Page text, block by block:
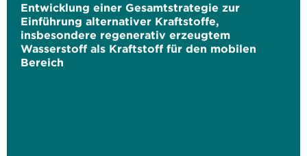
Entwicklung einer Gesamtstrategie zur
Einführung alternativer Kraftstoffe,
insbesondere regenerativ erzeugtem
Wasserstoff als Kraftstoff für den mobilen
Bereich